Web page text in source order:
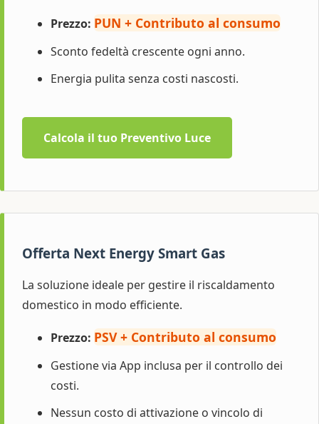
Prezzo: PUN + Contributo al consumo
Sconto fedeltà crescente ogni anno.
Energia pulita senza costi nascosti.
Calcola il tuo Preventivo Luce
Offerta Next Energy Smart Gas
La soluzione ideale per gestire il riscaldamento
domestico in modo efficiente.
Prezzo: PSV + Contributo al consumo
Gestione via App inclusa per il controllo dei
costi.
Nessun costo di attivazione o vincolo di